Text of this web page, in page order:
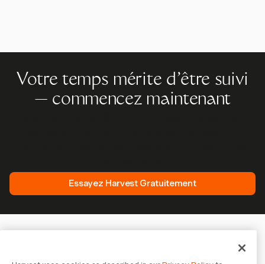
Votre temps mérite d'être suivi
— commencez maintenant
Essayez Harvest Gratuitement